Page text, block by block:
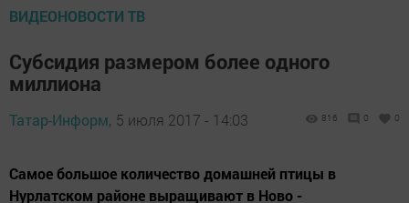
ВИДЕОНОВОСТИ ТВ
Субсидия размером более одного
миллиона
Татар-Информ, 5 июля 2017 - 14:03 816 0 0
Самое большое количество домашней птицы в
Нурлатском районе выращивают в Ново -